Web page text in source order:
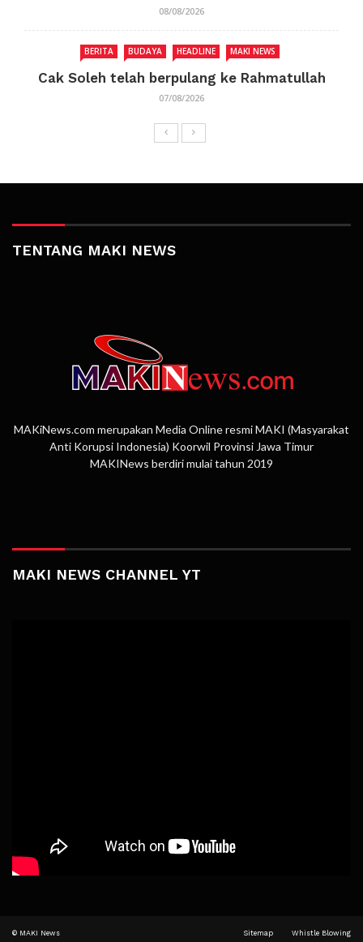
08/08/2026
BERITA BUDAYA HEADLINE MAKI NEWS
Cak Soleh telah berpulang ke Rahmatullah
07/08/2026
TENTANG MAKI NEWS
MAKiNews.com merupakan Media Online resmi MAKI (Masyarakat
Anti Korupsi Indonesia) Koorwil Provinsi Jawa Timur
MAKINews berdiri mulai tahun 2019
MAKI NEWS CHANNEL YT
© MAKI News Sitemap Whistle Blowing